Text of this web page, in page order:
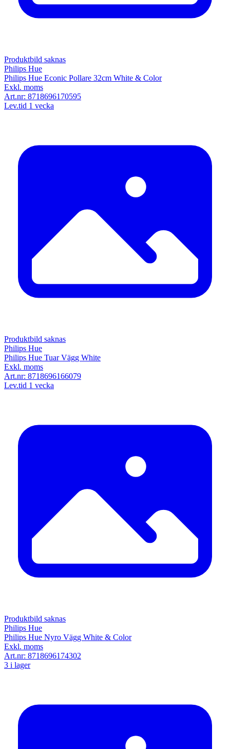
Produktbild saknas
Philips Hue
Philips Hue Econic Pollare 32cm White & Color
Exkl. moms
Art.nr: 8718696170595
Lev.tid 1 vecka
Produktbild saknas
Philips Hue
Philips Hue Tuar Vägg White
Exkl. moms
Art.nr: 8718696166079
Lev.tid 1 vecka
Produktbild saknas
Philips Hue
Philips Hue Nyro Vägg White & Color
Exkl. moms
Art.nr: 8718696174302
3 i lager